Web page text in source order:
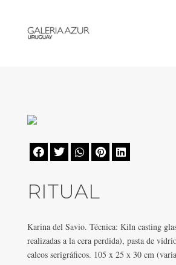
    
RITUAL
Karina del Savio. Técnica: Kiln casting
realizadas a la cera perdida), pasta de
calcos serigráficos. 105 x 25 x 30 cm